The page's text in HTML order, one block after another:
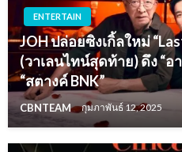
ENTERTAIN
JOH ปล่อยซิงเกิ้ลใหม่
(วาเลนไทน์สุดท้าย) ดึง “อ
“สตางค์ BNK”
CBNTEAM กุมภาพันธ์ 12, 2025